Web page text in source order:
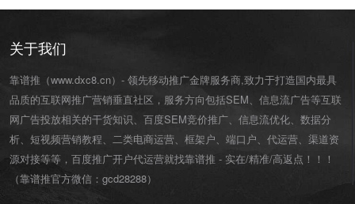
关于我们
靠谱推（www.dxc8.cn）- 领先移动推广金牌服务商,致力于打造国内最具
品质的互联网推广营销垂直社区，服务方向包括SEM、信息流广告等互联
网广告投放相关的干货知识、百度SEM竞价推广、信息流优化、数据分
析、短视频营销教程、二类电商运营、 框架户、 端口户、 代运营、渠道资
源对接等等，百度推广开户代运营就找靠谱推 - 实在/精准/高返点！！！
（靠谱推官方微信： gcd28288）